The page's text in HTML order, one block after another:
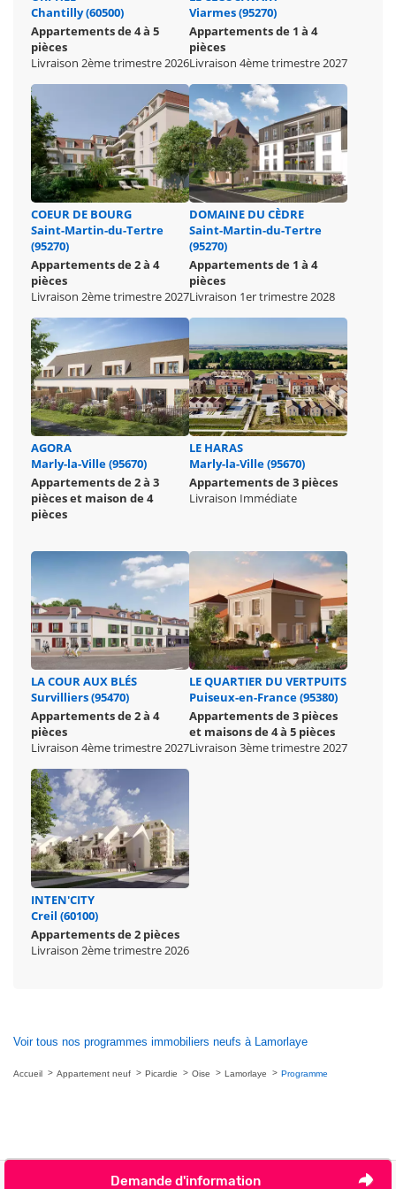
Chantilly (60500)
Appartements de 4 à 5
pièces
Livraison 2ème trimestre 2026
Viarmes (95270)
Appartements de 1 à 4
pièces
Livraison 4ème trimestre 2027
COEUR DE BOURG
Saint-Martin-du-Tertre
(95270)
Appartements de 2 à 4
pièces
Livraison 2ème trimestre 2027
DOMAINE DU CÈDRE
Saint-Martin-du-Tertre
(95270)
Appartements de 1 à 4
pièces
Livraison 1er trimestre 2028
AGORA
Marly-la-Ville (95670)
Appartements de 2 à 3
pièces et maison de 4
pièces
LE HARAS
Marly-la-Ville (95670)
Appartements de 3 pièces
Livraison Immédiate
LA COUR AUX BLÉS
Survilliers (95470)
Appartements de 2 à 4
pièces
Livraison 4ème trimestre 2027
LE QUARTIER DU VERTPUITS
Puiseux-en-France (95380)
Appartements de 3 pièces
et maisons de 4 à 5 pièces
Livraison 3ème trimestre 2027
INTEN'CITY
Creil (60100)
Appartements de 2 pièces
Livraison 2ème trimestre 2026
Voir tous nos programmes immobiliers neufs à Lamorlaye
Accueil Appartement neuf Picardie Oise Lamorlaye Programme
Demande d'information
Nous contacter Je ne veux plus être contacté par téléphone